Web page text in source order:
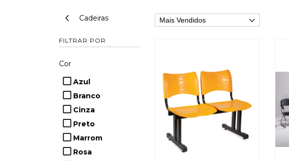
Cadeiras
FILTRAR POR
Cor
Azul
Branco
Cinza
Preto
Marrom
Rosa